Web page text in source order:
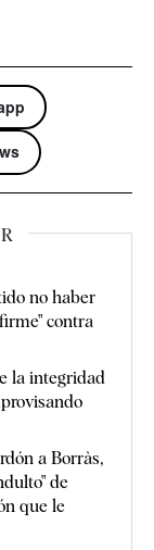
no haber
contra
la integridad
a Borràs,
de
que le